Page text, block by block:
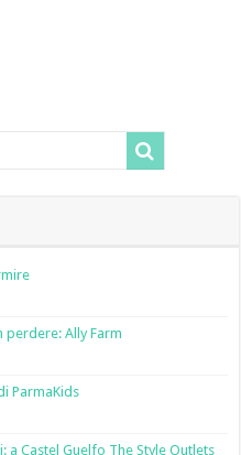
Ally Farm
ParmaKids
Castel Guelfo The Style Outlets